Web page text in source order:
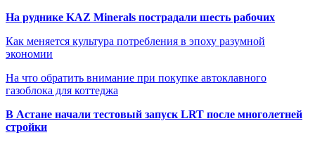
На руднике KAZ Minerals пострадали шесть рабочих
Как меняется культура потребления в эпоху разумной
экономии
На что обратить внимание при покупке автоклавного
газоблока для коттеджа
В Астане начали тестовый запуск LRT после многолетней
стройки